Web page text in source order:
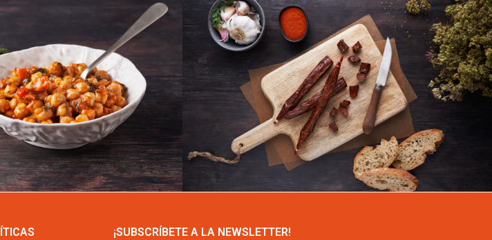
¡SUBSCRÍBETE A LA NEWSLETTER!